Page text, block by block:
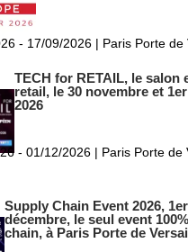
- 17/09/2026 | Paris Porte de
TECH for RETAIL, le salon
retail, le 30 novembre et
2026
- 01/12/2026 | Paris Porte de
Supply Chain Event 2026,
décembre, le seul event
chain, à Paris Porte de